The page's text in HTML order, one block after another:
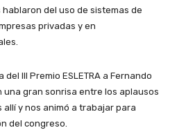
del uso de sistemas de
privadas y en
III Premio ESLETRA a Fernando
una gran sonrisa entre los aplausos
y nos animó a trabajar para
del congreso.